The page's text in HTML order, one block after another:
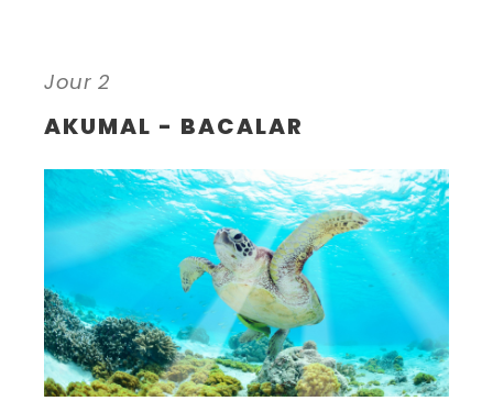
Jour 2
AKUMAL - BACALAR